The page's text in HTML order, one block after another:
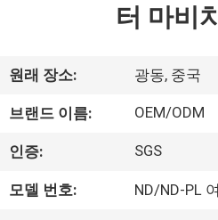
품
우
리
터 마비
원래 장소: 광동, 중국
브랜드 이름: OEM/ODM
인증: SGS
모델 번호: ND/ND-PL